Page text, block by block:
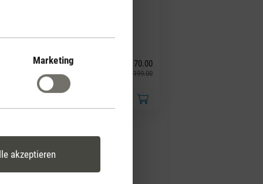
Marketing
akzeptieren
CHF 170.00
CHF 199.00